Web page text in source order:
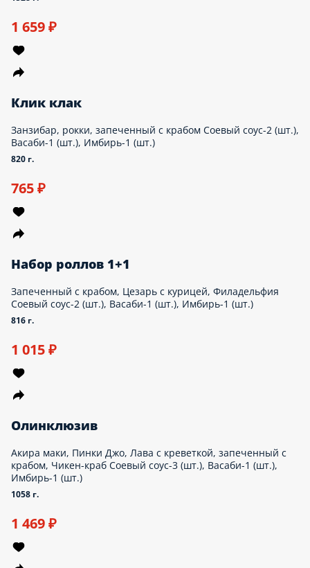
1 659 ₽
Клик клак
Занзибар, рокки, запеченный с крабом Соевый соус-2 (шт.),
Васаби-1 (шт.), Имбирь-1 (шт.)
820 г.
765 ₽
Набор роллов 1+1
Запеченный с крабом, Цезарь с курицей, Филадельфия
Соевый соус-2 (шт.), Васаби-1 (шт.), Имбирь-1 (шт.)
816 г.
1 015 ₽
Олинклюзив
Акира маки, Пинки Джо, Лава с креветкой, запеченный с
крабом, Чикен-краб Соевый соус-3 (шт.), Васаби-1 (шт.),
Имбирь-1 (шт.)
1058 г.
1 469 ₽